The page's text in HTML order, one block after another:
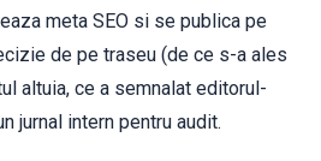
meta SEO si se publica pe
de pe traseu (de ce s-a ales
altuia, ce a semnalat editorul-
jurnal intern pentru audit.